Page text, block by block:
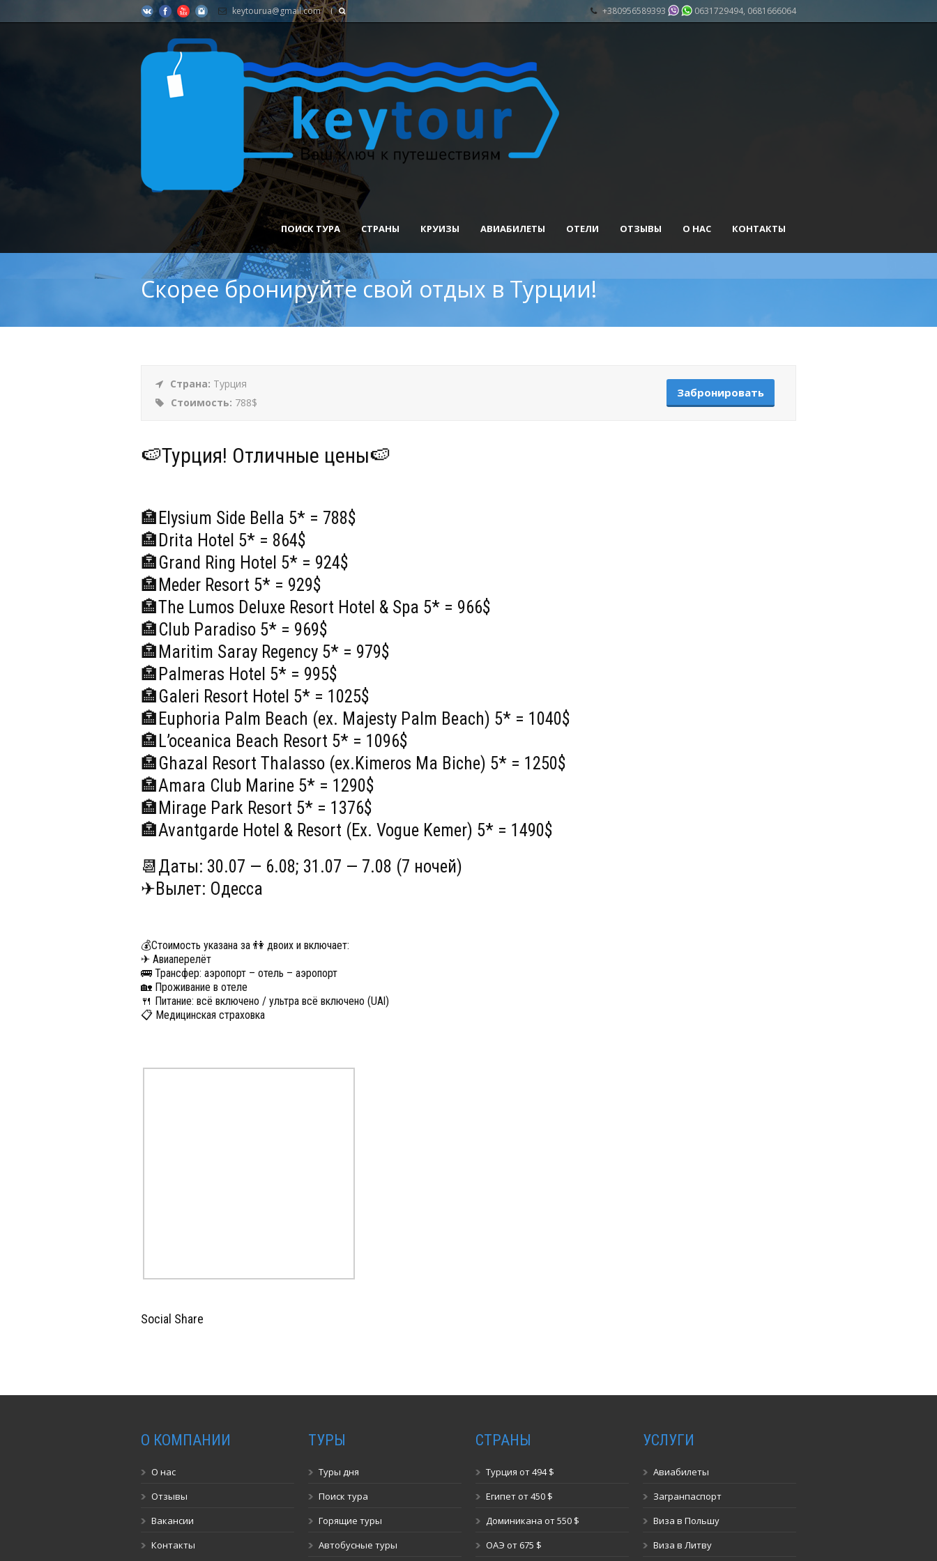
keytourua@gmail.com +380956589393 0631729494, 0681666064
ПОИСК ТУРА СТРАНЫ КРУИЗЫ АВИАБИЛЕТЫ ОТЕЛИ ОТЗЫВЫ О НАС КОНТАКТЫ
Скорее бронируйте свой отдых в Турции!
Страна: Турция
Стоимость: 788$
Забронировать
🍉Турция! Отличные цены🍉
🏣Elysium Side Bella 5* = 788$
🏣Drita Hotel 5* = 864$
🏣Grand Ring Hotel 5* = 924$
🏣Meder Resort 5* = 929$
🏣The Lumos Deluxe Resort Hotel & Spa 5* = 966$
🏣Club Paradiso 5* = 969$
🏣Maritim Saray Regency 5* = 979$
🏣Palmeras Hotel 5* = 995$
🏣Galeri Resort Hotel 5* = 1025$
🏣Euphoria Palm Beach (ex. Majesty Palm Beach) 5* = 1040$
🏣L’oceanica Beach Resort 5* = 1096$
🏣Ghazal Resort Thalasso (ex.Kimeros Ma Biche) 5* = 1250$
🏣Amara Club Marine 5* = 1290$
🏣Mirage Park Resort 5* = 1376$
🏣Avantgarde Hotel & Resort (Ex. Vogue Kemer) 5* = 1490$
📆Даты: 30.07 — 6.08; 31.07 — 7.08 (7 ночей)
✈Вылет: Одесса
💰Стоимость указана за 👫 двоих и включает:
✈ Авиаперелёт
🚌 Трансфер: аэропорт – отель – аэропорт
🏡 Проживание в отеле
🍴 Питание: всё включено / ультра всё включено (UAl)
📋 Медицинская страховка
Social Share
О КОМПАНИИ
О нас
Отзывы
Вакансии
Контакты
ТУРЫ
Туры дня
Поиск тура
Горящие туры
Автобусные туры
СТРАНЫ
Турция от 494 $
Египет от 450 $
Доминикана от 550 $
ОАЭ от 675 $
УСЛУГИ
Авиабилеты
Загранпаспорт
Виза в Польшу
Виза в Литву